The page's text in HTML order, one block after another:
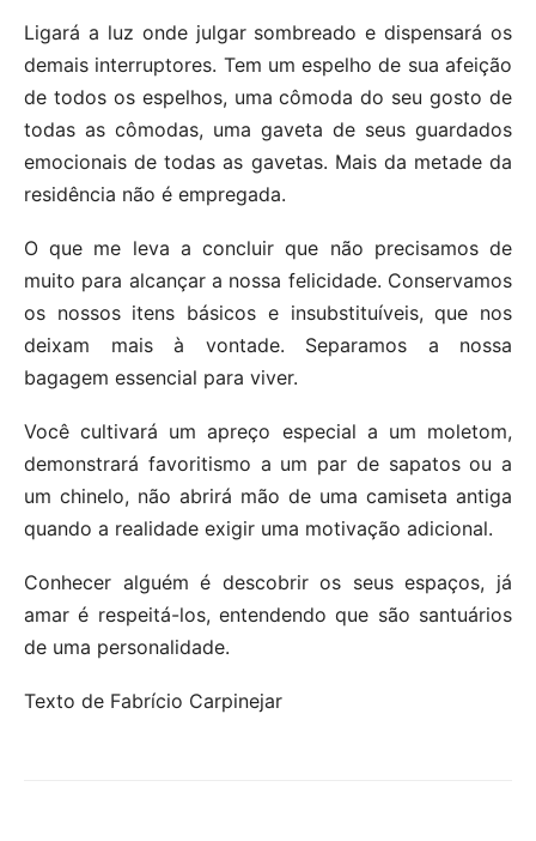
Ligará a luz onde julgar sombreado e dispensará os
demais interruptores. Tem um espelho de sua afeição
de todos os espelhos, uma cômoda do seu gosto de
todas as cômodas, uma gaveta de seus guardados
emocionais de todas as gavetas. Mais da metade da
residência não é empregada.
O que me leva a concluir que não precisamos de
muito para alcançar a nossa felicidade. Conservamos
os nossos itens básicos e insubstituíveis, que nos
deixam mais à vontade. Separamos a nossa
bagagem essencial para viver.
Você cultivará um apreço especial a um moletom,
demonstrará favoritismo a um par de sapatos ou a
um chinelo, não abrirá mão de uma camiseta antiga
quando a realidade exigir uma motivação adicional.
Conhecer alguém é descobrir os seus espaços, já
amar é respeitá-los, entendendo que são santuários
de uma personalidade.
Texto de Fabrício Carpinejar